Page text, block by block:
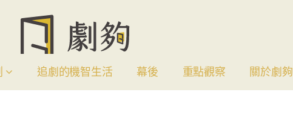
追劇的機智生活 幕後 重點觀察 關於劇夠